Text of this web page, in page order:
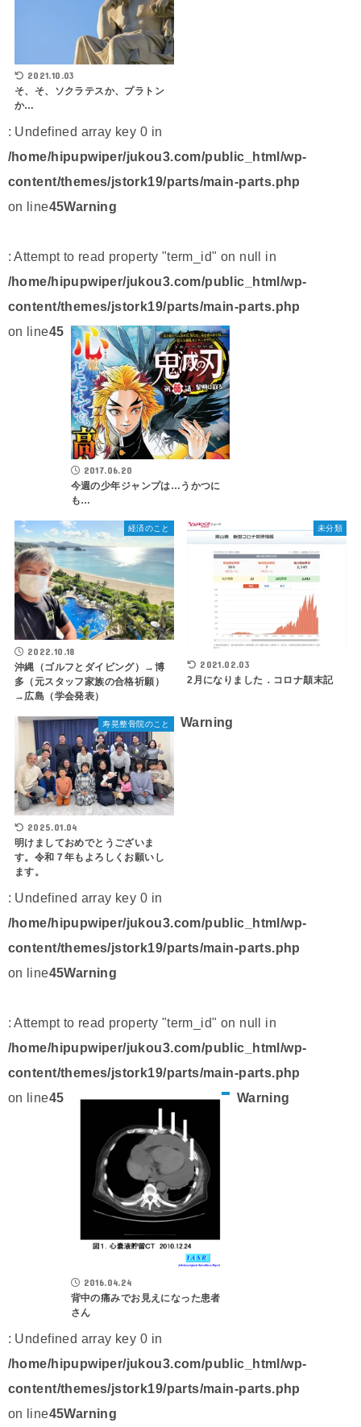
2021.10.03
そ、そ、ソクラテスか、プラトン
か…
: Undefined array key 0 in
/home/hipupwiper/jukou3.com/public_html/wp-
content/themes/jstork19/parts/main-parts.php
on line45Warning
: Attempt to read property "term_id" on null in
/home/hipupwiper/jukou3.com/public_html/wp-
content/themes/jstork19/parts/main-parts.php
on line45
2017.06.20
今週の少年ジャンプは…うかつに
も…
経済のこと
2022.10.18
沖縄（ゴルフとダイビング）→博
多（元スタッフ家族の合格祈願）
→広島（学会発表）
未分類
2021.02.03
2月になりました．コロナ顛末記
寿晃整骨院のこと
2025.01.04
明けましておめでとうございま
す。令和７年もよろしくお願いし
ます。
Warning
: Undefined array key 0 in
/home/hipupwiper/jukou3.com/public_html/wp-
content/themes/jstork19/parts/main-parts.php
on line45Warning
: Attempt to read property "term_id" on null in
/home/hipupwiper/jukou3.com/public_html/wp-
content/themes/jstork19/parts/main-parts.php
on line45
2016.04.24
背中の痛みでお見えになった患者
さん
Warning
: Undefined array key 0 in
/home/hipupwiper/jukou3.com/public_html/wp-
content/themes/jstork19/parts/main-parts.php
on line45Warning